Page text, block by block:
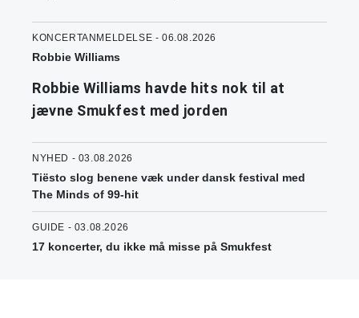
KONCERTANMELDELSE - 06.08.2026
Robbie Williams
Robbie Williams havde hits nok til at
jævne Smukfest med jorden
NYHED - 03.08.2026
Tiësto slog benene væk under dansk festival med
The Minds of 99-hit
GUIDE - 03.08.2026
17 koncerter, du ikke må misse på Smukfest